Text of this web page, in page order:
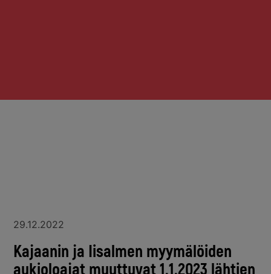
29.12.2022
Kajaanin ja Iisalmen myymälöiden